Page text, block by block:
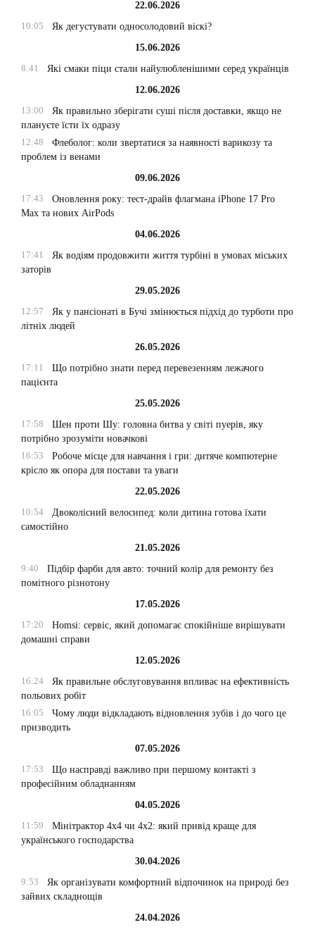
22.06.2026
10:05
Як дегустувати односолодовий віскі?
15.06.2026
8:41
Які смаки піци стали найулюбленішими серед українців
12.06.2026
13:00
Як правильно зберігати суші після доставки, якщо не
плануєте їсти їх одразу
12:48
Флеболог: коли звертатися за наявності варикозу та
проблем із венами
09.06.2026
17:43
Оновлення року: тест-драйв флагмана iPhone 17 Pro
Max та нових AirPods
04.06.2026
17:41
Як водіям продовжити життя турбіні в умовах міських
заторів
29.05.2026
12:57
Як у пансіонаті в Бучі змінюється підхід до турботи про
літніх людей
26.05.2026
17:11
Що потрібно знати перед перевезенням лежачого
пацієнта
25.05.2026
17:58
Шен проти Шу: головна битва у світі пуерів, яку
потрібно зрозуміти новачкові
16:53
Робоче місце для навчання і гри: дитяче компютерне
крісло як опора для постави та уваги
22.05.2026
10:54
Двоколісний велосипед: коли дитина готова їхати
самостійно
21.05.2026
9:40
Підбір фарби для авто: точний колір для ремонту без
помітного різнотону
17.05.2026
17:20
Homsi: сервіс, який допомагає спокійніше вирішувати
домашні справи
12.05.2026
16:24
Як правильне обслуговування впливає на ефективність
польових робіт
16:05
Чому люди відкладають відновлення зубів і до чого це
призводить
07.05.2026
17:53
Що насправді важливо при першому контакті з
професійним обладнанням
04.05.2026
11:59
Мінітрактор 4х4 чи 4х2: який привід краще для
українського господарства
30.04.2026
9:53
Як організувати комфортний відпочинок на природі без
зайвих складнощів
24.04.2026